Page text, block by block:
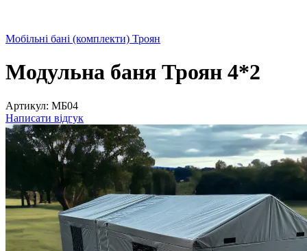
Мобільні бані (комплекти) Троян
Модульна баня Троян 4*2
Артикул: МБ04
Написати відгук